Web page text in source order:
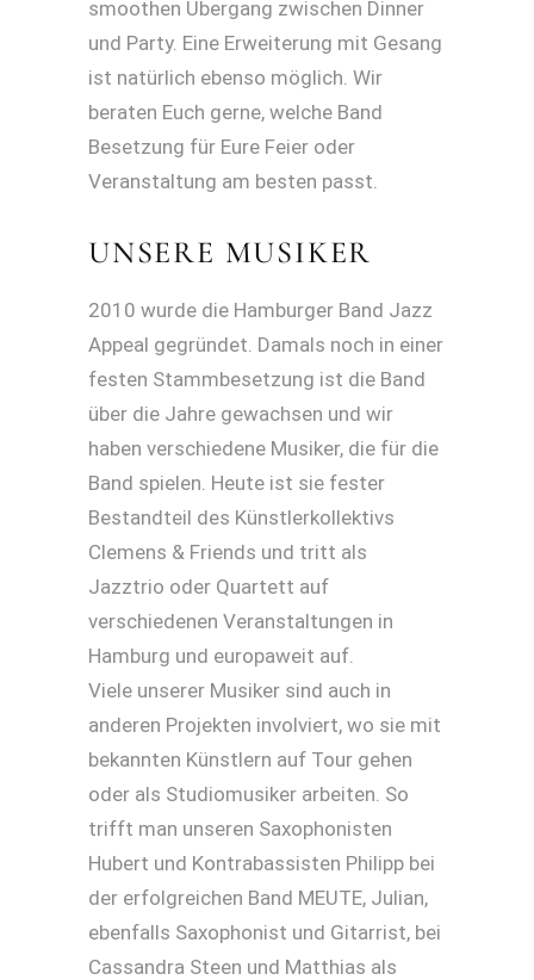
smoothen Übergang zwischen Dinner
und Party. Eine Erweiterung mit Gesang
ist natürlich ebenso möglich. Wir
beraten Euch gerne, welche Band
Besetzung für Eure Feier oder
Veranstaltung am besten passt.
UNSERE MUSIKER
2010 wurde die Hamburger Band Jazz
Appeal gegründet. Damals noch in einer
festen Stammbesetzung ist die Band
über die Jahre gewachsen und wir
haben verschiedene Musiker, die für die
Band spielen. Heute ist sie fester
Bestandteil des Künstlerkollektivs
Clemens & Friends und tritt als
Jazztrio oder Quartett auf
verschiedenen Veranstaltungen in
Hamburg und europaweit auf.
Viele unserer Musiker sind auch in
anderen Projekten involviert, wo sie mit
bekannten Künstlern auf Tour gehen
oder als Studiomusiker arbeiten. So
trifft man unseren Saxophonisten
Hubert und Kontrabassisten Philipp bei
der erfolgreichen Band MEUTE, Julian,
ebenfalls Saxophonist und Gitarrist, bei
Cassandra Steen und Matthias als